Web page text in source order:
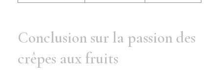
Conclusion sur la passion des
crêpes aux fruits